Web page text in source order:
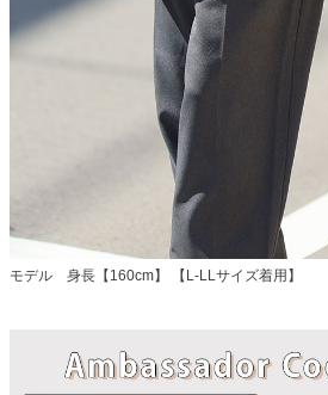
モデル 身長【160cm】 【L-LLサイズ着用】